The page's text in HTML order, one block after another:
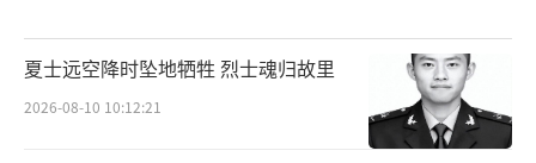
夏士远空降时坠地牺牲 烈士魂归故里
2026-08-10 10:12:21